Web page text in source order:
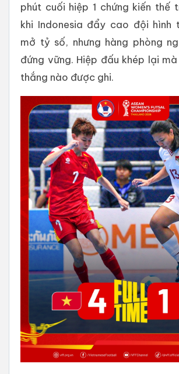
phút cuối hiệp 1 chứng kiến thế
khi Indonesia đẩy cao đội hình
mở tỷ số, nhưng hàng phòng
đứng vững. Hiệp đấu khép lại
thắng nào được ghi.